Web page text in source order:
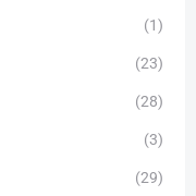
(1)
(23)
(28)
(3)
(29)